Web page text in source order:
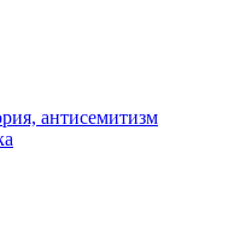
антисемитизм